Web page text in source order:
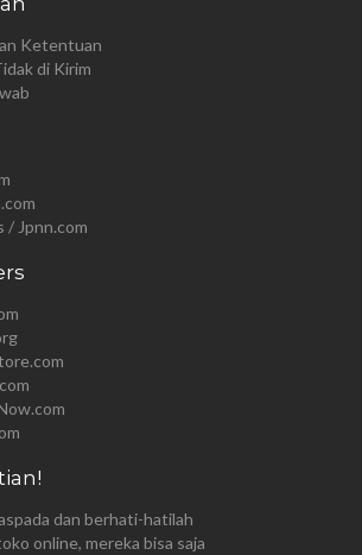
Ketentuan
di Kirim
/ Jpnn.com
dan berhati-hatilah
online, mereka bisa saja